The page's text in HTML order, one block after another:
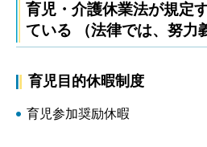
育児・介護休業法が規定
ている （法律では、努力
育児目的休暇制度
育児参加奨励休暇